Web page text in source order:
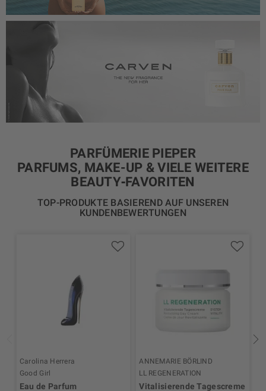
PARFÜMERIE PIEPER
PARFUMS, MAKE-UP & VIELE WEITERE
BEAUTY‑FAVORITEN
TOP-PRODUKTE BASIEREND AUF UNSEREN
KUNDENBEWERTUNGEN
Carolina Herrera
Good Girl
Eau de Parfum
ANNEMARIE BÖRLIND
LL REGENERATION
Vitalisierende Tagescreme